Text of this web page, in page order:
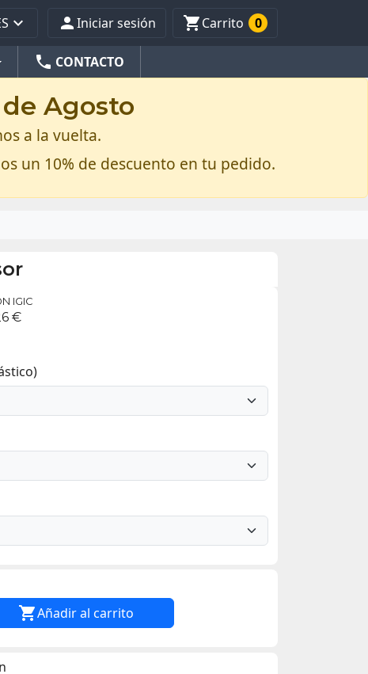
 Iniciar sesión Carrito 0
phone CONTACTO
Agosto
a la vuelta.
un 10% de descuento en tu pedido.
IGIC
€
Añadir al carrito